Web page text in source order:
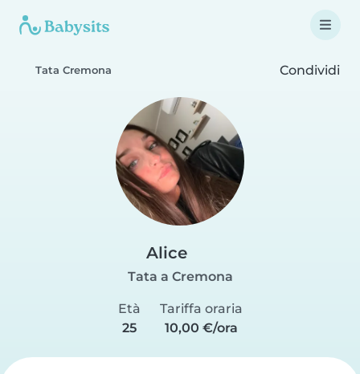
Tata Cremona Condividi
Alice
Tata a Cremona
Età
25
Tariffa oraria
10,00 €/ora